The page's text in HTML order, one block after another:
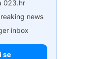
023.hr
news
inbox
se